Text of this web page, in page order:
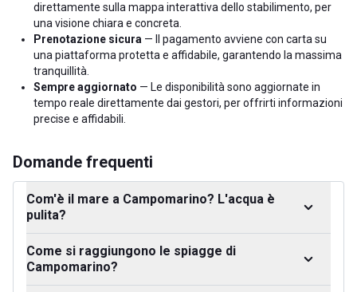
direttamente sulla mappa interattiva dello stabilimento, per
una visione chiara e concreta.
Prenotazione sicura — Il pagamento avviene con carta su
una piattaforma protetta e affidabile, garantendo la massima
tranquillità.
Sempre aggiornato — Le disponibilità sono aggiornate in
tempo reale direttamente dai gestori, per offrirti informazioni
precise e affidabili.
Domande frequenti
Com'è il mare a Campomarino? L'acqua è
pulita?
Come si raggiungono le spiagge di
Campomarino?